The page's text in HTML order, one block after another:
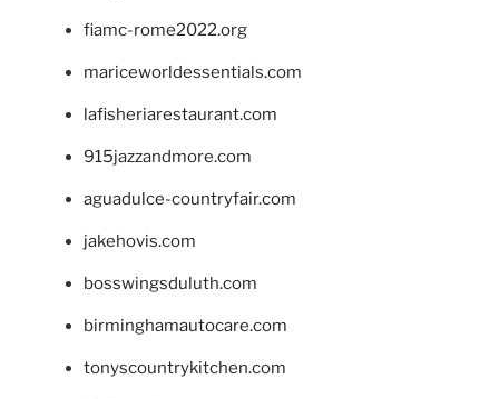
fiamc-rome2022.org
mariceworldessentials.com
lafisheriarestaurant.com
915jazzandmore.com
aguadulce-countryfair.com
jakehovis.com
bosswingsduluth.com
birminghamautocare.com
tonyscountrykitchen.com